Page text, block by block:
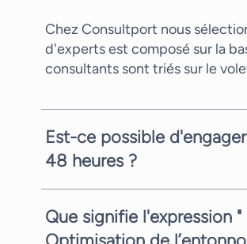
Chez Consultport nous
d'experts est composé sur la
consultants sont triés sur le
Est-ce possible
48 heures ?
Que signifie l'expression